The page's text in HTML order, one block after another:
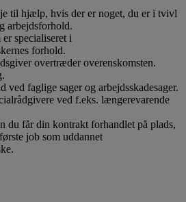
til hjælp, hvis der er noget, du er i tvivl
arbejdsforhold.
specialiseret i
forhold.
overtræder overenskomsten.
ved faglige sager og arbejdsskadesager.
ved f.eks. længerevarende
du får din kontrakt forhandlet på plads,
job som uddannet